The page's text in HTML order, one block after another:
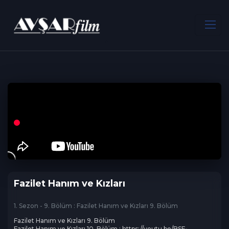
ANA SAYFA
Fazilet Hanım ve Kızları
1. Sezon - 9. Bölüm : Fazilet Hanım ve Kızları 9. Bölüm
Fazilet Hanım ve Kızları 9. Bölüm